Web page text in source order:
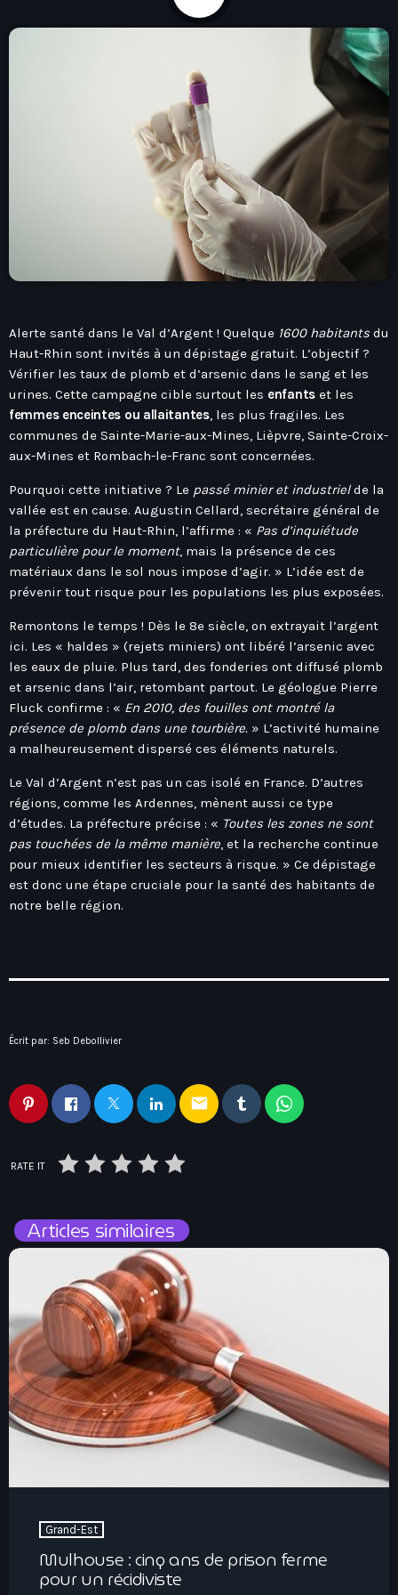
play_arrow
Auvergne-Rhône-Alpes
Bourgogne-Franche-Comté
Bretagne
Corse
Grand-Est
Hauts-De-France
Île-De-France
La Réunion
Normandie
Nouvelle-Aquitaine
Occitanie
Pays-De-La-Loire
Provence-Alpes-Côte D’Azur
Contact
Contacts
Alerte santé dans le Val d’Argent ! Quelque 1600 habitants du
Haut-Rhin sont invités à un dépistage gratuit. L’objectif ?
Vérifier les taux de plomb et d’arsenic dans le sang et les
urines. Cette campagne cible surtout les enfantset les
femmes enceintes ou allaitantes, les plus fragiles. Les
communes de Sainte-Marie-aux-Mines, Lièpvre, Sainte-Croix-
aux-Mines et Rombach-le-Franc sont concernées.
Pourquoi cette initiative ? Le passé minier et industrielde la
vallée est en cause. Augustin Cellard, secrétaire général de
la préfecture du Haut-Rhin, l’affirme : « Pas d’inquiétude
particulière pour le moment, mais la présence de ces
matériaux dans le sol nous impose d’agir. » L’idée est de
prévenir tout risque pour les populations les plus exposées.
Remontons le temps ! Dès le 8e siècle, on extrayait l’argent
ici. Les « haldes » (rejets miniers) ont libéré l’arsenic avec
les eaux de pluie. Plus tard, des fonderies ont diffusé plomb
et arsenic dans l’air, retombant partout. Le géologue Pierre
Fluck confirme : « En 2010, des fouilles ont montré la
présence de plomb dans une tourbière. » L’activité humaine
a malheureusement dispersé ces éléments naturels.
Le Val d’Argent n’est pas un cas isolé en France. D’autres
régions, comme les Ardennes, mènent aussi ce type
d’études. La préfecture précise : « Toutes les zones ne sont
pas touchées de la même manière, et la recherche continue
pour mieux identifier les secteurs à risque. » Ce dépistage
est donc une étape cruciale pour la santé des habitants de
notre belle région.
Écrit par: Seb Debollivier
email
RATE IT
Articles similaires
Grand-Est
Mulhouse : cinq ans de prison ferme
pour un récidiviste